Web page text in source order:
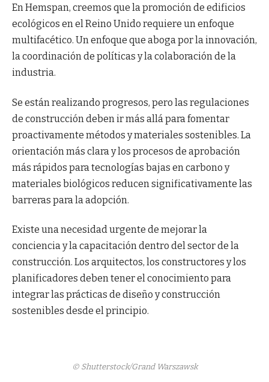
En Hemspan, creemos que la promoción de edificios
ecológicos en el Reino Unido requiere un enfoque
multifacético. Un enfoque que aboga por la innovación,
la coordinación de políticas y la colaboración de la
industria.
Se están realizando progresos, pero las regulaciones
de construcción deben ir más allá para fomentar
proactivamente métodos y materiales sostenibles. La
orientación más clara y los procesos de aprobación
más rápidos para tecnologías bajas en carbono y
materiales biológicos reducen significativamente las
barreras para la adopción.
Existe una necesidad urgente de mejorar la
conciencia y la capacitación dentro del sector de la
construcción. Los arquitectos, los constructores y los
planificadores deben tener el conocimiento para
integrar las prácticas de diseño y construcción
sostenibles desde el principio.
© Shutterstock/Grand Warszawsk